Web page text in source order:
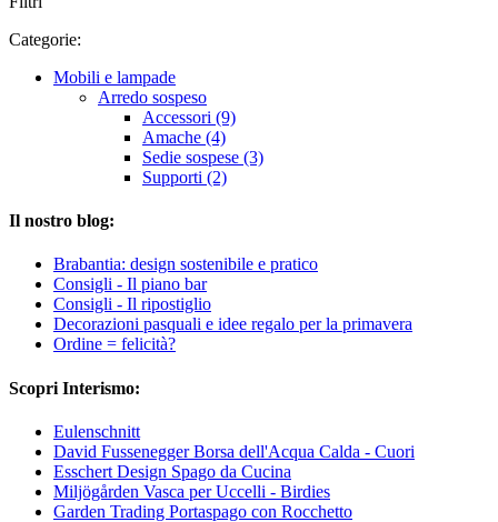
Categorie:
Mobili e lampade
Arredo sospeso
Accessori (9)
Amache (4)
Sedie sospese (3)
Supporti (2)
Il nostro blog:
Brabantia: design sostenibile e pratico
Consigli - Il piano bar
Consigli - Il ripostiglio
Decorazioni pasquali e idee regalo per la primavera
Ordine = felicità?
Scopri Interismo:
Eulenschnitt
David Fussenegger Borsa dell'Acqua Calda - Cuori
Esschert Design Spago da Cucina
Miljögården Vasca per Uccelli - Birdies
Garden Trading Portaspago con Rocchetto